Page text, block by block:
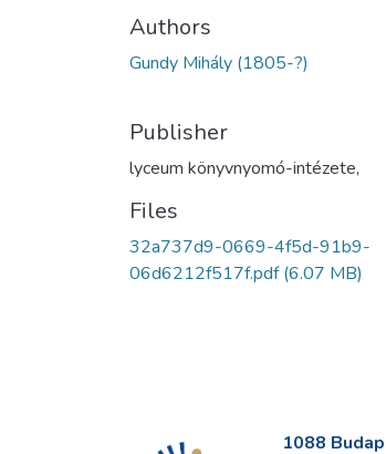
Authors
Gundy Mihály (1805-?)
Publisher
lyceum könyvnyomó-intézete,
Files
32a737d9-0669-4f5d-91b9-
06d6212f517f.pdf(6.07 MB)
1088